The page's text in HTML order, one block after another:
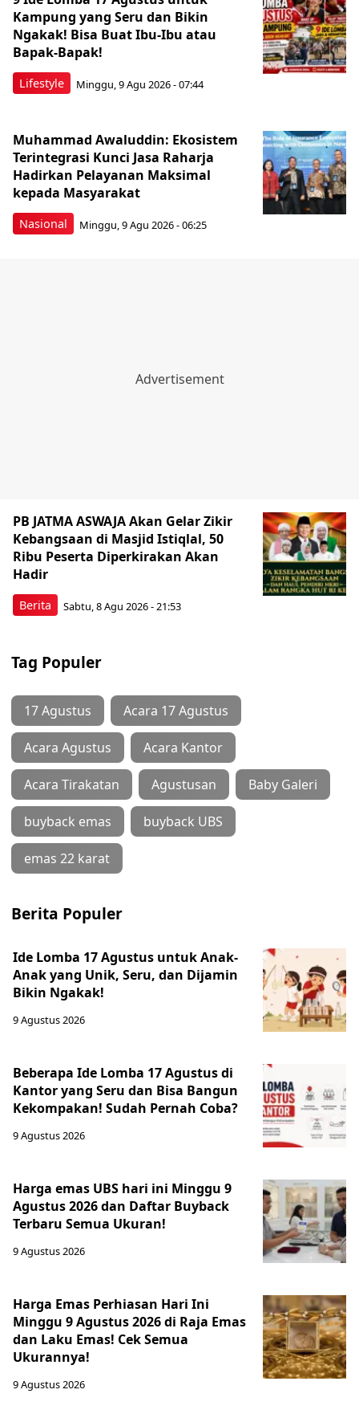
Lifestyle
Kampung yang Seru dan Bikin
Ngakak! Bisa Buat Ibu-Ibu atau
Bapak-Bapak!
Minggu, 9 Agu 2026 - 07:44
Nasional
Muhammad Awaluddin: Ekosistem
Terintegrasi Kunci Jasa Raharja
Hadirkan Pelayanan Maksimal
kepada Masyarakat
Minggu, 9 Agu 2026 - 06:25
Berita
PB JATMA ASWAJA Akan Gelar Zikir
Kebangsaan di Masjid Istiqlal, 50
Ribu Peserta Diperkirakan Akan
Hadir
Sabtu, 8 Agu 2026 - 21:53
Tag Populer
17 Agustus Acara 17 Agustus
Acara Agustus Acara Kantor
Acara Tirakatan Agustusan Baby Galeri
buyback emas buyback UBS
emas 22 karat
Berita Populer
Ide Lomba 17 Agustus untuk Anak-
Anak yang Unik, Seru, dan Dijamin
Bikin Ngakak!
9 Agustus 2026
Beberapa Ide Lomba 17 Agustus di
Kantor yang Seru dan Bisa Bangun
Kekompakan! Sudah Pernah Coba?
9 Agustus 2026
Harga emas UBS hari ini Minggu 9
Agustus 2026 dan Daftar Buyback
Terbaru Semua Ukuran!
9 Agustus 2026
Harga Emas Perhiasan Hari Ini
Minggu 9 Agustus 2026 di Raja Emas
dan Laku Emas! Cek Semua
Ukurannya!
9 Agustus 2026